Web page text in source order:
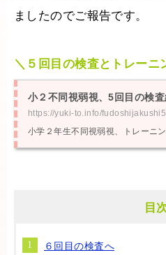
ましたのでご報告です。
＼５回目の検査とトレーニ
小２不同視弱視、5回目の検
https://yuki-to.info/
小学２年生不同視弱視、トレーニン
目
６回目の検査へ